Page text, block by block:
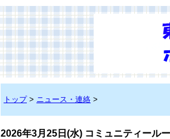
トップ> ニュース・連絡 >
2026年3月25日(水) コミュニティール